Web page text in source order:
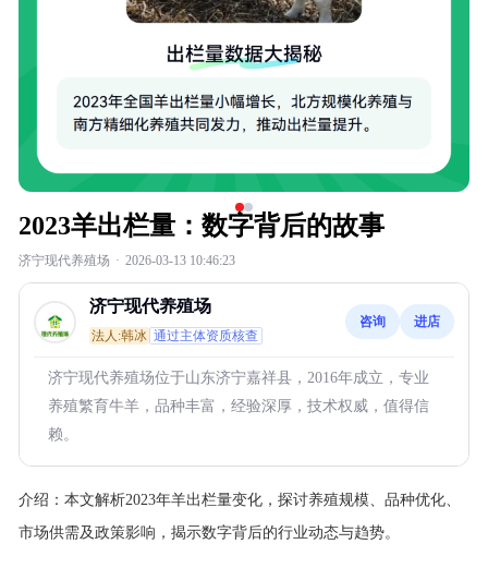
2023羊出栏量：数字背后的故事
济宁现代养殖场 · 2026-03-13 10:46:23
济宁现代养殖场
法人:韩冰 通过主体资质核查
咨询 进店
济宁现代养殖场位于山东济宁嘉祥县，2016年成立，专业
养殖繁育牛羊，品种丰富，经验深厚，技术权威，值得信
赖。
介绍： 本文解析2023年羊出栏量变化，探讨养殖规模、品种优化、
市场供需及政策影响，揭示数字背后的行业动态与趋势。